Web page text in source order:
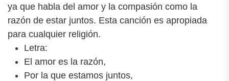
ya que habla del amor y la compasión como la
razón de estar juntos. Esta canción es apropiada
para cualquier religión.
Letra:
El amor es la razón,
Por la que estamos juntos,